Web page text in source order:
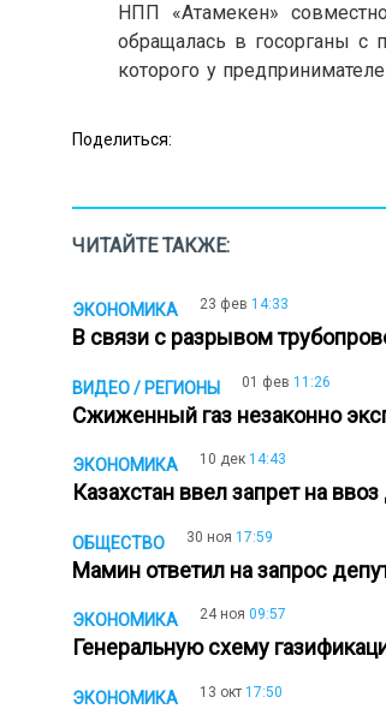
НПП «Атамекен»
обращалась в госорганы с
которого у
Поделиться:
ЧИТАЙТЕ ТАКЖЕ:
ЭКОНОМИКА 23 фев 14:33
В связи с разрывом
ВИДЕО / РЕГИОНЫ 01 фев 11:26
Сжиженный газ незаконно
ЭКОНОМИКА 10 дек 14:43
Казахстан ввел запрет на
ОБЩЕСТВО 30 ноя 17:59
Мамин ответил на запрос
ЭКОНОМИКА 24 ноя 09:57
Генеральную схему
ЭКОНОМИКА 13 окт 17:50